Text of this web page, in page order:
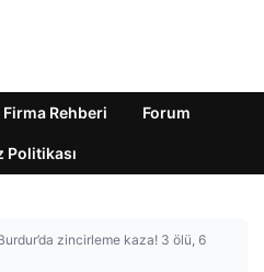
Firma Rehberi Forum
Politikası
zincirleme kaza! 3 ölü, 6